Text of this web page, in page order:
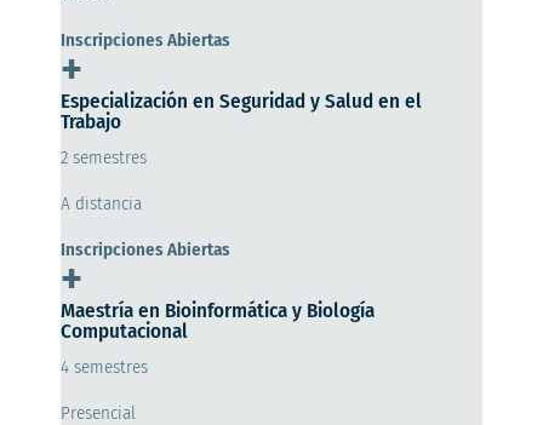
Inscripciones Abiertas
+
Especialización en Seguridad y Salud en el
Trabajo
2 semestres
A distancia
Inscripciones Abiertas
+
Maestría en Bioinformática y Biología
Computacional
4 semestres
Presencial